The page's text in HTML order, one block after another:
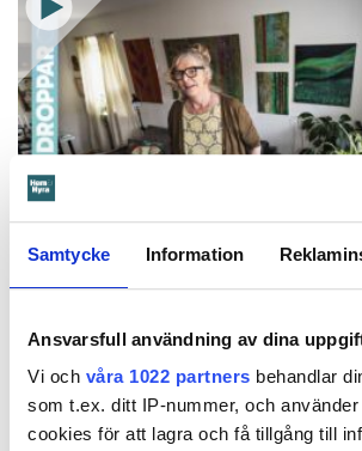
Samtycke Information
Ansvarsfull användning av dina
Vi och våra 1022 partners behandlar
som t.ex. ditt IP-nummer, och
cookies för att lagra och få tillgång till
Kristins bästa tips
Knepen är enkla: ”Det är ingen uppoffring alls
Kristin Rydberg.